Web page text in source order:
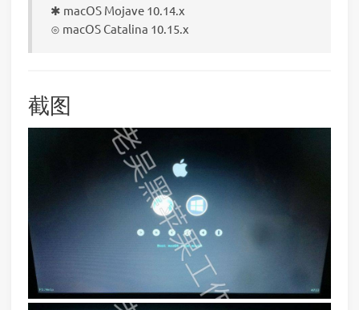
✱ macOS Mojave 10.14.x
⊙ macOS Catalina 10.15.x
截图